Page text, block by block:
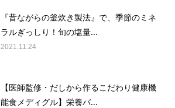
『昔ながらの釜炊き製法』で、季節のミネ
ラルぎっしり！旬の塩量...
2021.11.24
【医師監修・だしから作るこだわり健康機
能食メディグル】栄養バ...